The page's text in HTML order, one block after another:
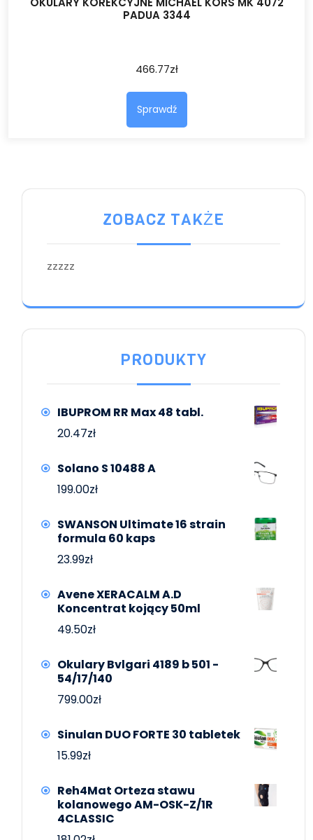
PADUA 3344
466.77zł
Sprawdź
ZOBACZ TAKŻE
zzzzz
PRODUKTY
IBUPROM RR Max 48 tabl.
20.47zł
Solano S 10488 A
199.00zł
SWANSON Ultimate 16 strain
formula 60 kaps
23.99zł
Avene XERACALM A.D
Koncentrat kojący 50ml
49.50zł
Okulary Bvlgari 4189 b 501 -
54/17/140
799.00zł
Sinulan DUO FORTE 30 tabletek
15.99zł
Reh4Mat Orteza stawu
kolanowego AM-OSK-Z/1R
4CLASSIC